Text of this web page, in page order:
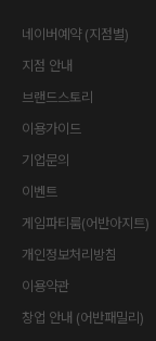
네이버예약 (지점별)
지점 안내
브랜드스토리
이용가이드
기업문의
이벤트
게임파티룸(어반아지트)
개인정보처리방침
이용약관
창업 안내 (어반패밀리)